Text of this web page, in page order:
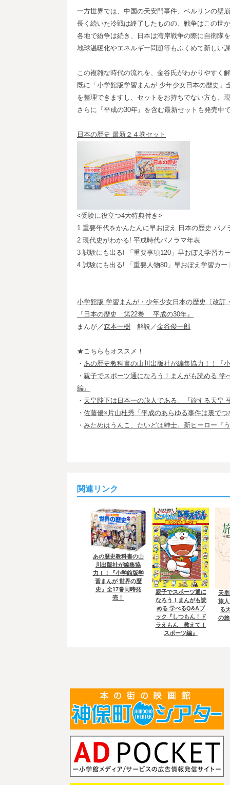
一方世界では、中国の天安門事件、ベルリンの壁
長く続いた冷戦は終了したものの、戦争はこの世
各地で紛争は続き、日本は湾岸戦争の際に自衛隊
地球温暖化やエネルギー問題等もふくめて新しい
この複雑な時代の流れを、金谷氏がわかりやすく
既に「小学館版学習まんが 少年少女日本の歴史
を整理できますし、セットをお持ちでない方も、
さらに『平成の30年』を含む最新セットも発売中
日本の歴史 最新２４巻セット
<受験に役立つ4大特典付き>
1 重要年代をかんたんに早おぼえ 日本の歴史 パノ
2 現代史がわかる! 平成時代パノラマ年表
3 試験にも出る! 「重要事項120」早おぼえ学習カ
4 試験にも出る! 「重要人物80」早おぼえ学習カー
小学館版 学習まんが・少年少女日本の歴史〔改訂
『日本の歴史 第22巻 平成の30年』
まんが／森本一樹 解説／金谷俊一郎
★こちらもオススメ！
・ あの歴史教科書の山川出版社が編集協力！！『
・ 親子でスポーツ通になろう！まんがも読める
編』
・ 天皇陛下は日本一の旅人である。『旅する天皇
・ 佐藤優×片山杜秀「平成のあらゆる事件は裏で
・ みためはうんこ、たいどは紳士。新ヒーロー『
関連リンク
あの歴史教科書の山
川出版社が編集協
力！！『小学館版学
習まんが 世界の歴
史』全17巻同時発
売！
親子でスポーツ通に
なろう！まんがも読
める 学べるQ&Aブ
ック『しつもん！ド
ラえもん 教えて！
スポーツ編』
天
旅
る
の